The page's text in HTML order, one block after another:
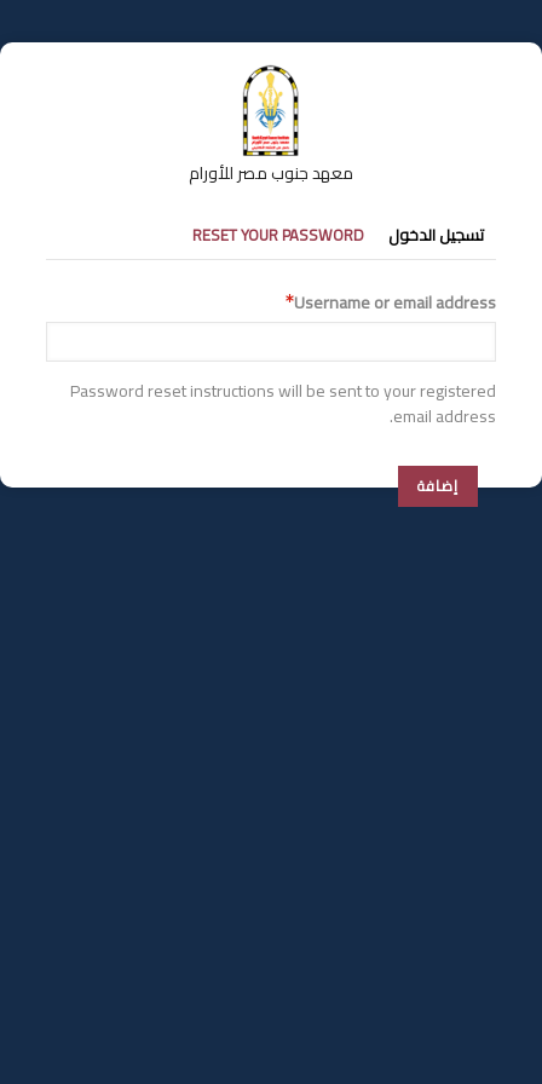
إلى
المحتوى
معهد جنوب مصر للأورام
التبويبات
الأساسية
تسجيل الدخول RESET YOUR PASSWORD
Username or email address
Password reset instructions will be sent to your registered
email address.